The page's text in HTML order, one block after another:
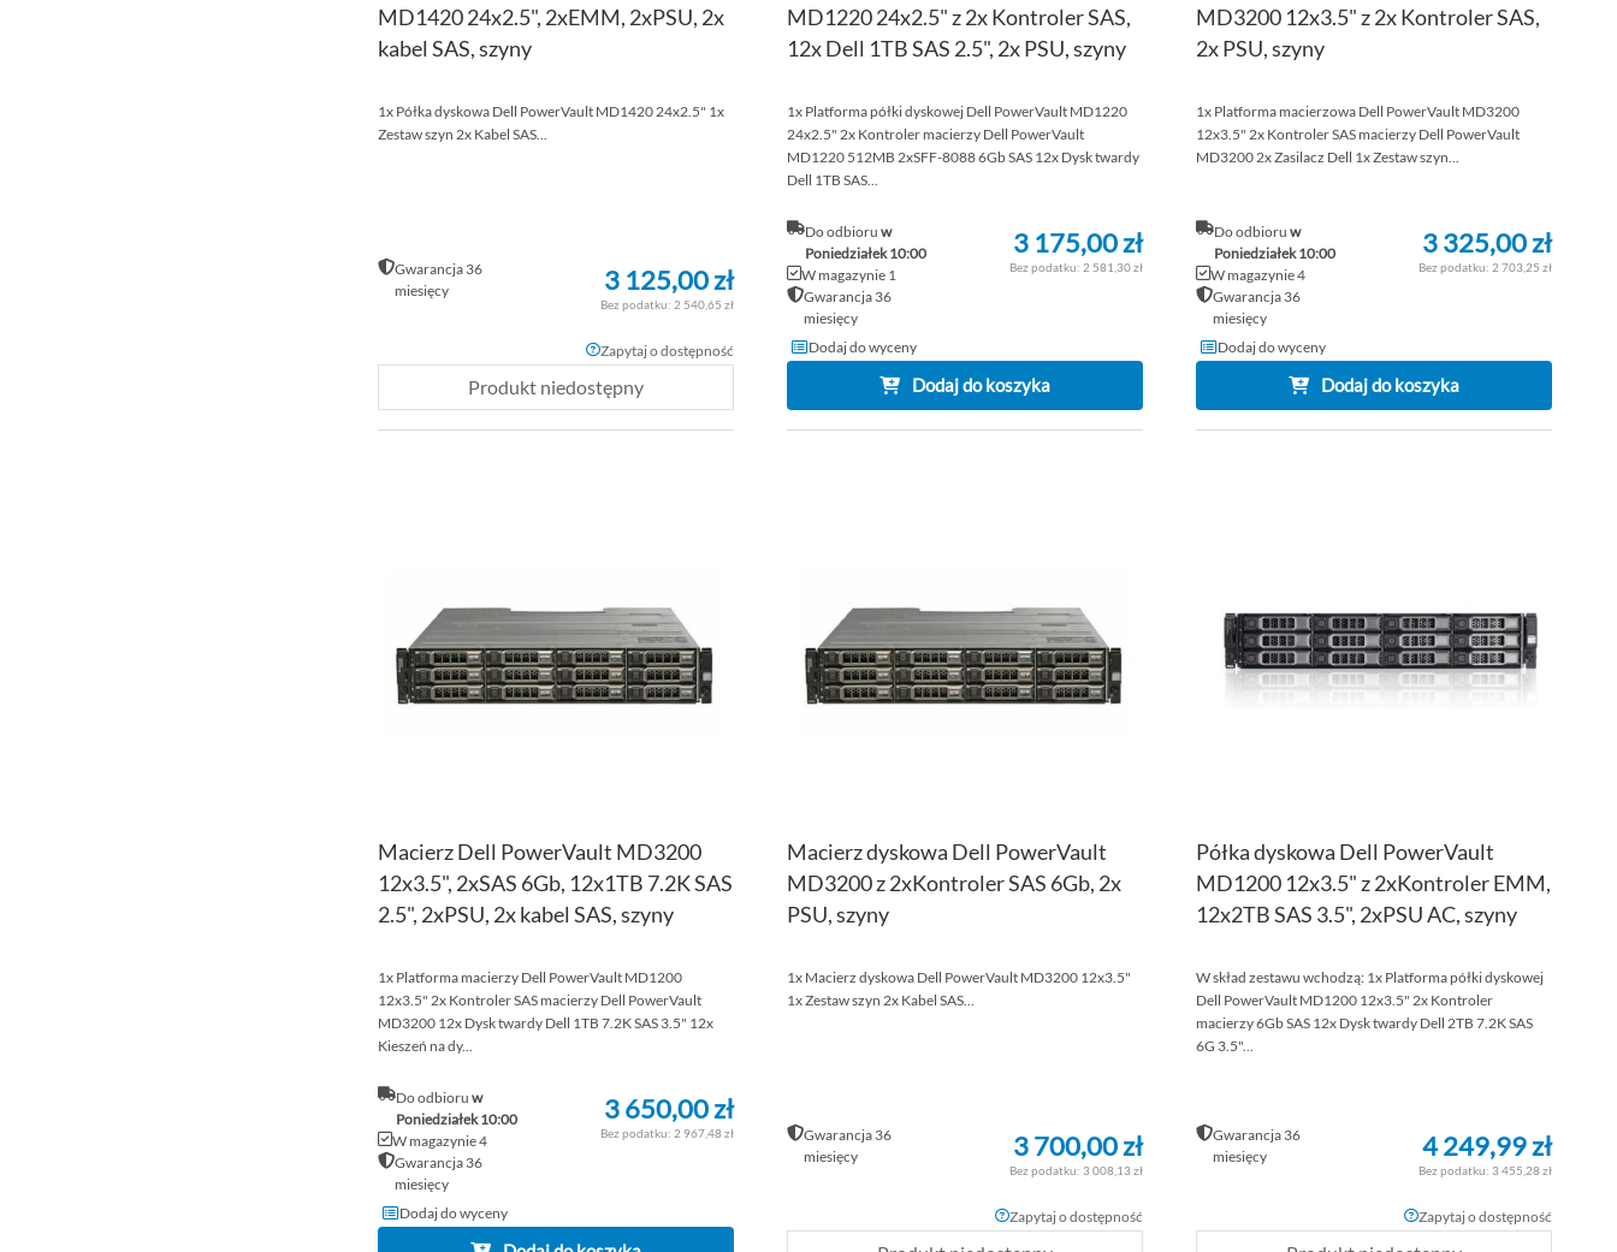
MD1420 24x2.5", 2xEMM, 2xPSU, 2x
kabel SAS, szyny
1x Półka dyskowa Dell PowerVault MD1420 24x2.5" 1x
Zestaw szyn 2x Kabel SAS...
Gwarancja 36
miesięcy
3 125,00 zł
2 540,65 zł
Zapytaj o dostępność
Produkt niedostępny
MD1220 24x2.5" z 2x Kontroler SAS,
12x Dell 1TB SAS 2.5", 2x PSU, szyny
1x Platforma półki dyskowej Dell PowerVault MD1220
24x2.5" 2x Kontroler macierzy Dell PowerVault
MD1220 512MB 2xSFF-8088 6Gb SAS 12x Dysk twardy
Dell 1TB SAS...
Do odbioru w
Poniedziałek 10:00
W magazynie 1
Gwarancja 36
miesięcy
3 175,00 zł
2 581,30 zł
Dodaj do wyceny
Dodaj do koszyka
MD3200 12x3.5" z 2x Kontroler SAS,
2x PSU, szyny
1x Platforma macierzowa Dell PowerVault MD3200
12x3.5" 2x Kontroler SAS macierzy Dell PowerVault
MD3200 2x Zasilacz Dell 1x Zestaw szyn...
Do odbioru w
Poniedziałek 10:00
W magazynie 4
Gwarancja 36
miesięcy
3 325,00 zł
2 703,25 zł
Dodaj do wyceny
Dodaj do koszyka
ŻYCZEŃ
Macierz Dell PowerVault MD3200
12x3.5", 2xSAS 6Gb, 12x1TB 7.2K SAS
2.5", 2xPSU, 2x kabel SAS, szyny
1x Platforma macierzy Dell PowerVault MD1200
12x3.5" 2x Kontroler SAS macierzy Dell PowerVault
MD3200 12x Dysk twardy Dell 1TB 7.2K SAS 3.5" 12x
Kieszeń na dy...
Do odbioru w
Poniedziałek 10:00
W magazynie 4
Gwarancja 36
miesięcy
3 650,00 zł
2 967,48 zł
Dodaj do wyceny
ŻYCZEŃ
Macierz dyskowa Dell PowerVault
MD3200 z 2xKontroler SAS 6Gb, 2x
PSU, szyny
1x Macierz dyskowa Dell PowerVault MD3200 12x3.5"
1x Zestaw szyn 2x Kabel SAS...
Gwarancja 36
miesięcy
3 700,00 zł
3 008,13 zł
Zapytaj o dostępność
Półka dyskowa Dell PowerVault
MD1200 12x3.5" z 2xKontroler EMM,
12x2TB SAS 3.5", 2xPSU AC, szyny
W skład zestawu wchodzą: 1x Platforma półki dyskowej
Dell PowerVault MD1200 12x3.5" 2x Kontroler
macierzy 6Gb SAS 12x Dysk twardy Dell 2TB 7.2K SAS
6G 3.5"...
Gwarancja 36
miesięcy
4 249,99 zł
3 455,28 zł
Zapytaj o dostępność